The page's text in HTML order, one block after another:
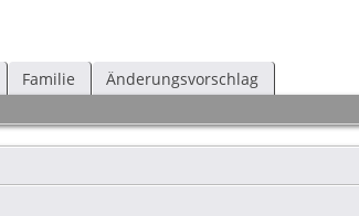
Familie Änderungsvorschlag